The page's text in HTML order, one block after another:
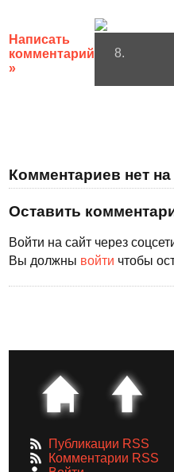
Написать
комментарий
»
8.
Комментариев нет
Оставить
Войти на сайт через
Вы должны войти чтобы
Публикации RSS
Комментарии RSS